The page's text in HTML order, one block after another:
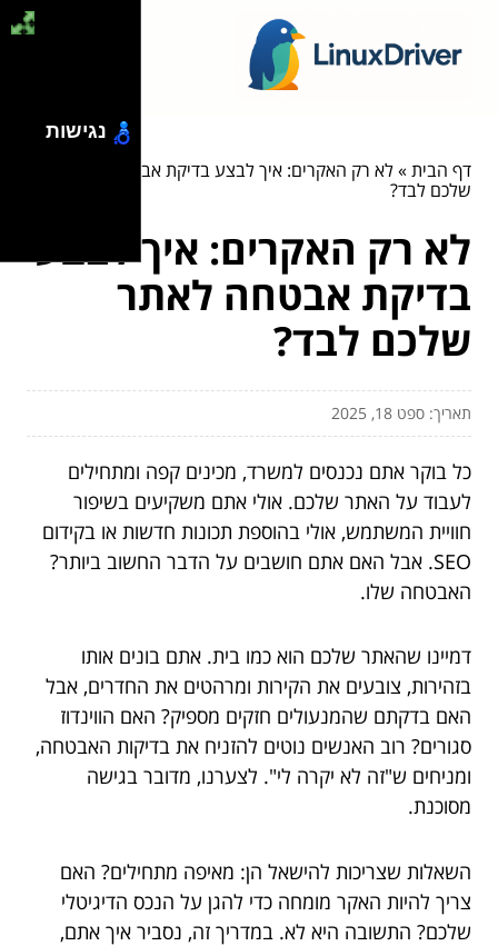
דף הבית»לא רק האקרים: איך לבצע בדיקת אבטחה לאתר
שלכם לבד?
לא רק האקרים: איך לבצע
בדיקת אבטחה לאתר
שלכם לבד?
תאריך: ספט 18, 2025
כל בוקר אתם נכנסים למשרד, מכינים קפה ומתחילים
לעבוד על האתר שלכם. אולי אתם משקיעים בשיפור
חוויית המשתמש, אולי בהוספת תכונות חדשות או בקידום
SEO. אבל האם אתם חושבים על הדבר החשוב ביותר?
האבטחה שלו.
דמיינו שהאתר שלכם הוא כמו בית. אתם בונים אותו
בזהירות, צובעים את הקירות ומרהטים את החדרים, אבל
האם בדקתם שהמנעולים חזקים מספיק? האם הווינדוז
סגורים? רוב האנשים נוטים להזניח את בדיקות האבטחה,
ומניחים ש"זה לא יקרה לי". לצערנו, מדובר בגישה
מסוכנת.
השאלות שצריכות להישאל הן: מאיפה מתחילים? האם
צריך להיות האקר מומחה כדי להגן על הנכס הדיגיטלי
שלכם? התשובה היא לא. במדריך זה, נסביר איך אתם,
נגישות